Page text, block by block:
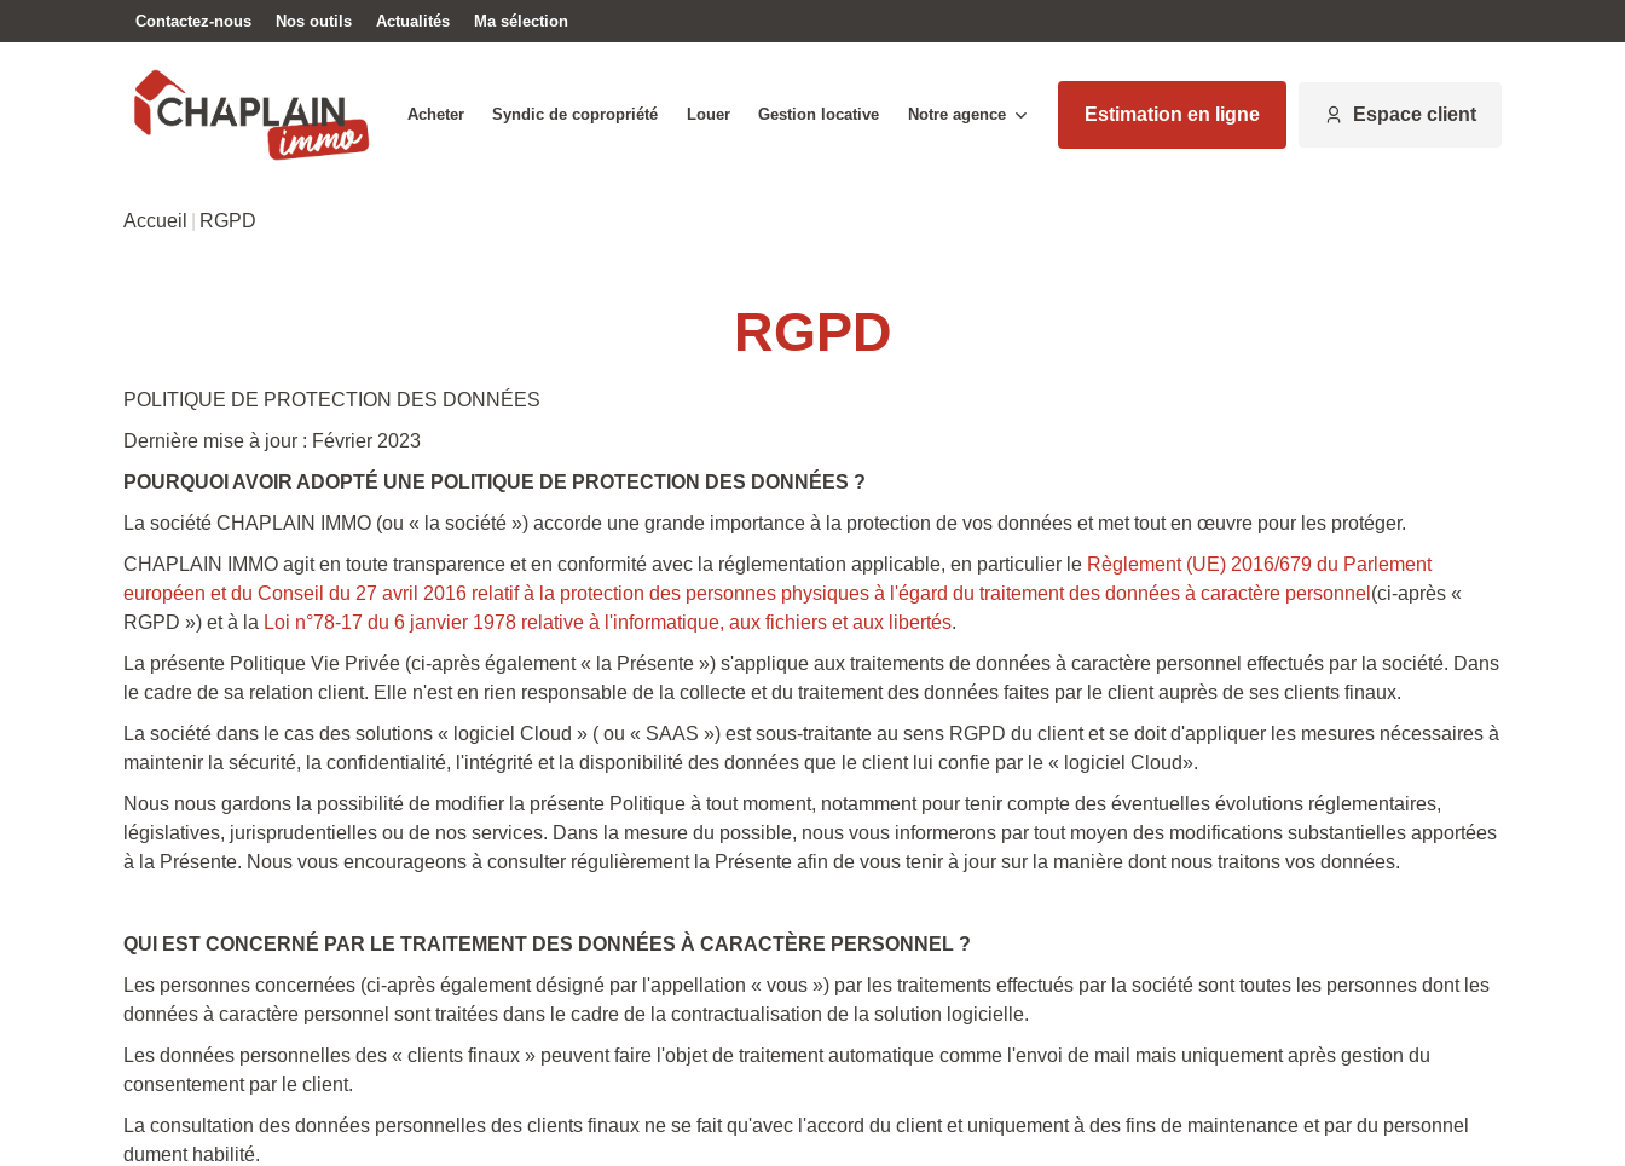
Contactez-nous Nos outils Actualités Ma sélection
Acheter Syndic de copropriété Louer Gestion locative Notre agence Estimation en ligne Espace client
Accueil RGPD
RGPD
POLITIQUE DE PROTECTION DES DONNÉES
Dernière mise à jour : Février 2023
POURQUOI AVOIR ADOPTÉ UNE POLITIQUE DE PROTECTION DES DONNÉES ?
La société CHAPLAIN IMMO (ou « la société ») accorde une grande importance à la protection de vos données et met tout en œuvre pour les protéger.
CHAPLAIN IMMO agit en toute transparence et en conformité avec la réglementation applicable, en particulier le Règlement (UE) 2016/679 du Parlement
européen et du Conseil du 27 avril 2016 relatif à la protection des personnes physiques à l'égard du traitement des données à caractère personnel (ci-après «
RGPD ») et à la Loi n°78-17 du 6 janvier 1978 relative à l'informatique, aux fichiers et aux libertés.
La présente Politique Vie Privée (ci-après également « la Présente ») s'applique aux traitements de données à caractère personnel effectués par la société. Dans
le cadre de sa relation client. Elle n'est en rien responsable de la collecte et du traitement des données faites par le client auprès de ses clients finaux.
La société dans le cas des solutions « logiciel Cloud » ( ou « SAAS ») est sous-traitante au sens RGPD du client et se doit d'appliquer les mesures nécessaires à
maintenir la sécurité, la confidentialité, l'intégrité et la disponibilité des données que le client lui confie par le « logiciel Cloud».
Nous nous gardons la possibilité de modifier la présente Politique à tout moment, notamment pour tenir compte des éventuelles évolutions réglementaires,
législatives, jurisprudentielles ou de nos services. Dans la mesure du possible, nous vous informerons par tout moyen des modifications substantielles apportées
à la Présente. Nous vous encourageons à consulter régulièrement la Présente afin de vous tenir à jour sur la manière dont nous traitons vos données.
QUI EST CONCERNÉ PAR LE TRAITEMENT DES DONNÉES À CARACTÈRE PERSONNEL ?
Les personnes concernées (ci-après également désigné par l'appellation « vous ») par les traitements effectués par la société sont toutes les personnes dont les
données à caractère personnel sont traitées dans le cadre de la contractualisation de la solution logicielle.
Les données personnelles des « clients finaux » peuvent faire l'objet de traitement automatique comme l'envoi de mail mais uniquement après gestion du
consentement par le client.
La consultation des données personnelles des clients finaux ne se fait qu'avec l'accord du client et uniquement à des fins de maintenance et par du personnel
dument habilité.